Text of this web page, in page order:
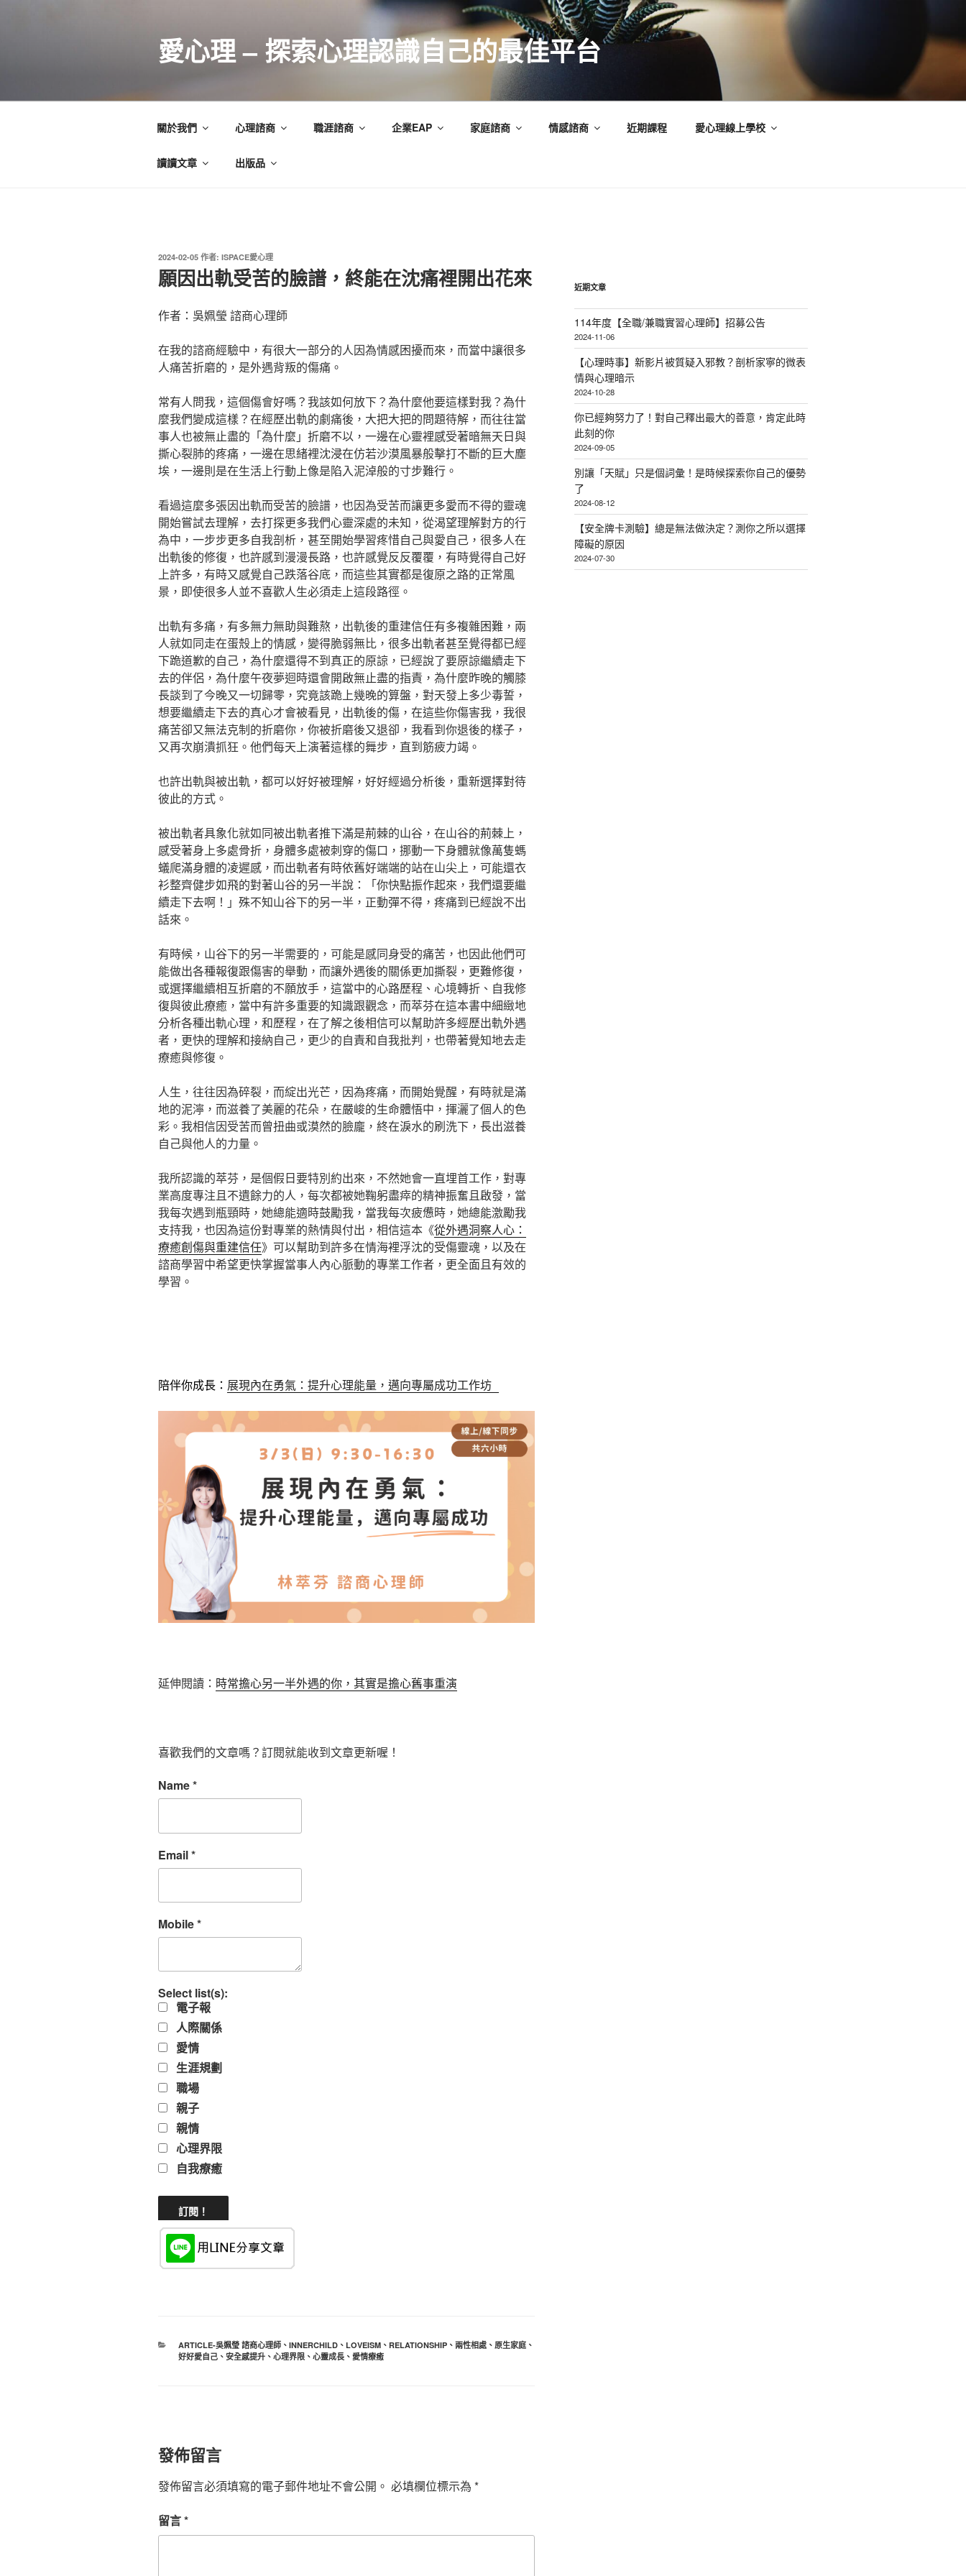
愛心理 – 探索心理認識自己的最佳平台
關於我們 心理諮商 職涯諮商 企業EAP 家庭諮商 情感諮商 近期課程 愛心理線上學校
讀讀文章 出版品
發
佈
於
2024-02-05 作者: ISPACE愛心理
願因出軌受苦的臉譜，終能在沈痛裡開出花來
作者：吳姵瑩 諮商心理師
在我的諮商經驗中，有很大一部分的人因為情感困擾而來，而當中讓很多
人痛苦折磨的，是外遇背叛的傷痛。
常有人問我，這個傷會好嗎？我該如何放下？為什麼他要這樣對我？為什
麼我們變成這樣？在經歷出軌的劇痛後，大把大把的問題待解，而往往當
事人也被無止盡的「為什麼」折磨不以，一邊在心靈裡感受著暗無天日與
撕心裂肺的疼痛，一邊在思緒裡沈浸在仿若沙漠風暴般擊打不斷的巨大塵
埃，一邊則是在生活上行動上像是陷入泥淖般的寸步難行。
看過這麼多張因出軌而受苦的臉譜，也因為受苦而讓更多愛而不得的靈魂
開始嘗試去理解，去打探更多我們心靈深處的未知，從渴望理解對方的行
為中，一步步更多自我剖析，甚至開始學習疼惜自己與愛自己，很多人在
出軌後的修復，也許感到漫漫長路，也許感覺反反覆覆，有時覺得自己好
上許多，有時又感覺自己跌落谷底，而這些其實都是復原之路的正常風
景，即使很多人並不喜歡人生必須走上這段路徑。
出軌有多痛，有多無力無助與難熬，出軌後的重建信任有多複雜困難，兩
人就如同走在蛋殼上的情感，變得脆弱無比，很多出軌者甚至覺得都已經
下跪道歉的自己，為什麼還得不到真正的原諒，已經說了要原諒繼續走下
去的伴侶，為什麼午夜夢迴時還會開啟無止盡的指責，為什麼昨晚的觸膝
長談到了今晚又一切歸零，究竟該跪上幾晚的算盤，對天發上多少毒誓，
想要繼續走下去的真心才會被看見，出軌後的傷，在這些你傷害我，我很
痛苦卻又無法克制的折磨你，你被折磨後又退卻，我看到你退後的樣子，
又再次崩潰抓狂。他們每天上演著這樣的舞步，直到筋疲力竭。
也許出軌與被出軌，都可以好好被理解，好好經過分析後，重新選擇對待
彼此的方式。
被出軌者具象化就如同被出軌者推下滿是荊棘的山谷，在山谷的荊棘上，
感受著身上多處骨折，身體多處被刺穿的傷口，挪動一下身體就像萬隻螞
蟻爬滿身體的凌遲感，而出軌者有時依舊好端端的站在山尖上，可能還衣
衫整齊健步如飛的對著山谷的另一半說：「你快點振作起來，我們還要繼
續走下去啊！」殊不知山谷下的另一半，正動彈不得，疼痛到已經說不出
話來。
有時候，山谷下的另一半需要的，可能是感同身受的痛苦，也因此他們可
能做出各種報復跟傷害的舉動，而讓外遇後的關係更加撕裂，更難修復，
或選擇繼續相互折磨的不願放手，這當中的心路歷程、心境轉折、自我修
復與彼此療癒，當中有許多重要的知識跟觀念，而萃芬在這本書中細緻地
分析各種出軌心理，和歷程，在了解之後相信可以幫助許多經歷出軌外遇
者，更快的理解和接納自己，更少的自責和自我批判，也帶著覺知地去走
療癒與修復。
人生，往往因為碎裂，而綻出光芒，因為疼痛，而開始覺醒，有時就是滿
地的泥濘，而滋養了美麗的花朵，在嚴峻的生命體悟中，揮灑了個人的色
彩。我相信因受苦而曾扭曲或漠然的臉龐，終在淚水的刷洗下，長出滋養
自己與他人的力量。
我所認識的萃芬，是個假日要特別約出來，不然她會一直埋首工作，對專
業高度專注且不遺餘力的人，每次都被她鞠躬盡瘁的精神振奮且啟發，當
我每次遇到瓶頸時，她總能適時鼓勵我，當我每次疲憊時，她總能激勵我
支持我，也因為這份對專業的熱情與付出，相信這本《從外遇洞察人心：
療癒創傷與重建信任》可以幫助到許多在情海裡浮沈的受傷靈魂，以及在
諮商學習中希望更快掌握當事人內心脈動的專業工作者，更全面且有效的
學習。
陪伴你成長： 展現內在勇氣：提升心理能量，邁向專屬成功工作坊
延伸閱讀： 時常擔心另一半外遇的你，其實是擔心舊事重演
喜歡我們的文章嗎？訂閱就能收到文章更新喔！
Name*
Email*
Mobile*
Select list(s):
電子報
人際關係
愛情
生涯規劃
職場
親子
親情
心理界限
自我療癒
分
類
ARTICLE-吳姵瑩 諮商心理師、 INNERCHILD、 LOVEISM、 RELATIONSHIP、 兩性相處、 原生家庭、
好好愛自己、 安全感提升、 心理界限、 心靈成長、 愛情療癒
發佈留言
發佈留言必須填寫的電子郵件地址不會公開。 必填欄位標示為 *
留言*
近期文章
114年度【全職/兼職實習心理師】招募公告
2024-11-06
【心理時事】新影片被質疑入邪教？剖析家寧的微表
情與心理暗示
2024-10-28
你已經夠努力了！對自己釋出最大的善意，肯定此時
此刻的你
2024-09-05
別讓「天賦」只是個詞彙！是時候探索你自己的優勢
了
2024-08-12
【安全牌卡測驗】總是無法做決定？測你之所以選擇
障礙的原因
2024-07-30